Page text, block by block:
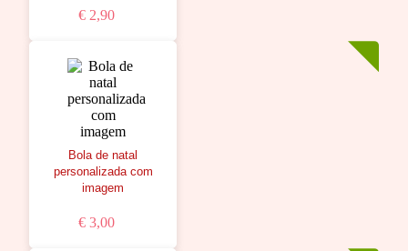
€ 2,90
Bola de natal
personalizada com
imagem
€ 3,00